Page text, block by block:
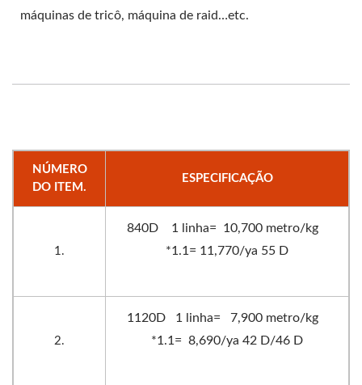
máquinas de tricô, máquina de raid…etc.
NÚMERO
DO ITEM.
ESPECIFICAÇÃO
1.
840D 1 linha= 10,700 metro/kg
*1.1= 11,770/ya 55 D
2.
1120D 1 linha= 7,900 metro/kg
*1.1= 8,690/ya 42 D/46 D